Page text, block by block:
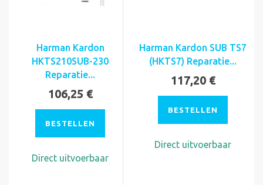
Harman Kardon
HKTS210SUB-230
Reparatie...
106,25 €
BESTELLEN
Direct uitvoerbaar
Harman Kardon SUB TS7
(HKTS7) Reparatie...
117,20 €
BESTELLEN
Direct uitvoerbaar